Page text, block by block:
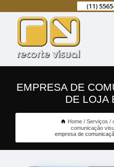
(11)
EMPRESA DE
DE LOJA
Home Serviços
comunicação
empresa de